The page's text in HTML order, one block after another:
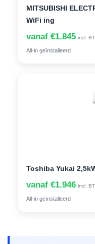
MITSUBISHI
WiFi ing
vanaf €1.845 incl.
All-in geïnstalleerd
Toshiba Yukai
vanaf €1.946 incl.
All-in geïnstalleerd